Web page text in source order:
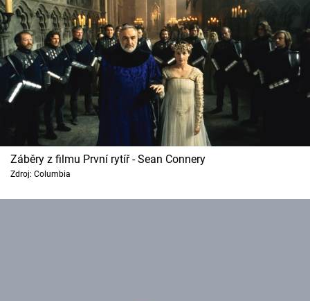
Záběry z filmu První rytíř - Sean Connery
Zdroj: Columbia